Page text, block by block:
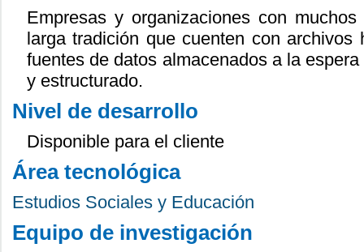
Empresas y organizaciones con
larga tradición que cuenten con archivos
fuentes de datos almacenados a la
y estructurado.
Nivel de desarrollo
Disponible para el cliente
Área tecnológica
Estudios Sociales y Educación
Equipo de investigación